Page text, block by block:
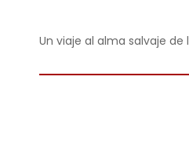
Un viaje al alma salvaje de